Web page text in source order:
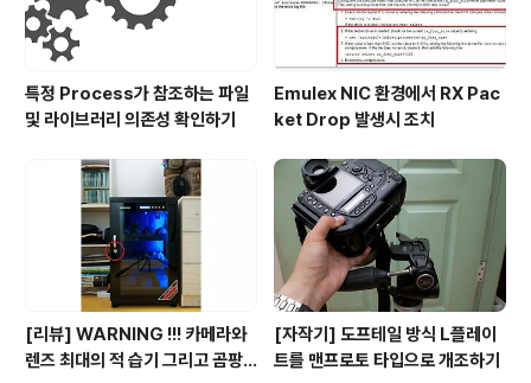
특정 Process가 참조하는 파일
및 라이브러리 의존성 확인하기
Emulex NIC 환경에서 RX Pac
ket Drop 발생시 조치
[리뷰] WARNING !!! 카메라와
렌즈 최대의 적 습기 그리고 곰팡
[자작기] 도프테일 방식 L플레이
트를 맨프로토 타입으로 개조하기